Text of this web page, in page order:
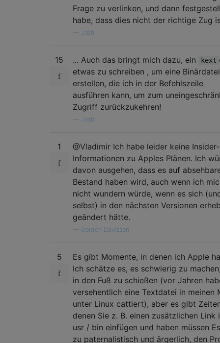
Frage zu verlinken, und dann
habe, dass dies nicht der richtige Zug
Josh,
15 ... Auch das bringt mich dazu, ein kext
etwas zu schreiben , um eine
erstellen, die ich in der Befehlszeile
ausführen kann, um zum
Zugriff zurückzukehren!
Josh
1
@Vladimir Ich habe leider keine Insider-
Informationen zu Apples Plänen. Ich
davon ausgehen, dass es auf
Bestand haben wird, auch wenn ich
nicht wundern würde, wenn es sich
selbst) in den nächsten Versionen
geändert hätte.
Gordon Davisson
5
Es gibt Momente, in denen ich Apple
Ich schätze es, es schwierig zu
in den Fuß zu schießen (vor Jahren
versehentlich eine Textdatei in meinen
unter Linux cattiert), aber es gibt
denen Sie z. B. einen zusätzlichen Link
usr / bin einfügen und haben müssen
zu paternalistisch und ärgerlich, den